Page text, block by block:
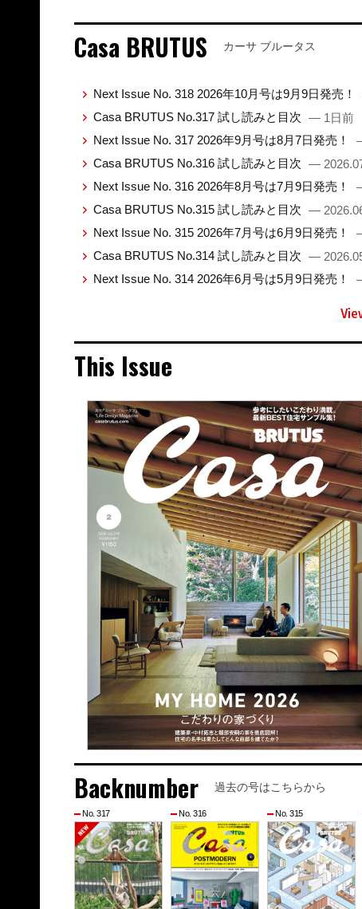
Casa BRUTUS カーサ ブルータス
Next Issue No. 318 2026年10月号は9月9日発売！
Casa BRUTUS No.317 試し読みと目次 — 1日前
Next Issue No. 317 2026年9月号は8月7日発売！
Casa BRUTUS No.316 試し読みと目次 —
Next Issue No. 316 2026年8月号は7月9日発売！
Casa BRUTUS No.315 試し読みと目次 —
Next Issue No. 315 2026年7月号は6月9日発売！
Casa BRUTUS No.314 試し読みと目次 —
Next Issue No. 314 2026年6月号は5月9日発売！
This Issue
Backnumber 過去の号はこちらから
No. 317 No. 316 No. 315